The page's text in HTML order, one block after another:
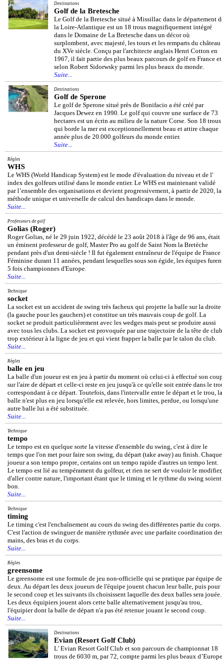
Destinations
Golf de la Bretesche
Le Golf de la Bretesche situé à Missillac dans le département
la Loire-Atlantique est un 18 trous magnifiquement intégré
dans le Domaine de La Bretesche dans un décor où
surplombent, avec majesté, les tours et les remparts du château
du XVe siècle. Conçu par l'architecte anglais Henri Cotton en
1967, il fait partie des plus beaux parcours de golf en France et
selon Robert Sidorwsky parmi les plus beaux du monde.
Suite...
Destinations
Golf de Sperone
Le golf de Sperone situé près de Bonifacio a été créé par
Jacques Dewez en 1990. Le golf qui couvre une surface de 73
hectares est un écrin au milieu de la nature Corse. Son 18 trous
qui borde la mer est exceptionnellement beau et attire chaque
année plus de 20.000 golfeurs du monde entier.
Suite...
Règles
WHS
Le WHS (World Handicap System) est le mode d'évaluation du niveau et de l'
index des golfeurs utilisé dans le monde entier. Le WHS est maintenant validé
par l’ensemble des organisations et devient progressivement, à partir de 2020, la
méthode unique et universelle de calcul des handicaps dans le monde.
Suite...
Professeurs de golf
Golias (Roger)
Roger Golias, né le 29 juin 1922, décédé le 23 août 2018 à l'âge de 96 ans, était
un éminent professeur de golf, Master Pro au golf de Saint Nom la Bretèche
pendant près d'un demi-siècle ! Il fut également entraîneur de l'équipe de France
Féminine durant 11 années, pendant lesquelles sous son égide, les équipes
5 fois championnes d'Europe.
Suite...
Technique
socket
La socket est un accident de swing très facheux qui projette la balle sur la droite
(la gauche pour les gauchers) et constitue un très mauvais coup de golf. La
socket se produit particulièrement avec les wedges mais peut se produire aussi
avec tous les clubs. La socket est provoquée par une trajectoire de la tête de club
trop extérieur à la ligne de jeu et qui vient frapper la balle par le talon du club.
Suite...
Règles
balle en jeu
La balle d'un joueur est en jeu à partir du moment où celui-ci à effectué son
sur l'aire de départ et celle-ci reste en jeu jusqu'à ce qu'elle soit entrée dans le
correspondant à ce départ. Toutefois, dans l'intervalle entre le départ et le trou, la
balle n'est plus en jeu lorsqu'elle est relevée, hors limites, perdue, ou lorsqu'une
autre balle lui a été substituée.
Suite...
Technique
tempo
Le tempo est en quelque sorte la vitesse d'ensemble du swing, c'est à dire le
temps que l'on met pour faire son swing, du départ (take away) au finish. Chaque
joueur a son tempo propre, certains ont un tempo rapide d'autres un tempo lent.
Le tempo est lié au tempérament du golfeur, et rien ne sert de vouloir le modifier,
d'aller contre nature, l'important étant que le timing et le rythme du swing soient
bon.
Suite...
Technique
timing
Le timing c'est l'enchaînement au cours du swing des différentes partie du corps.
C'est l'action de swinguer de manière rythmée avec une parfaite coordination
mains, des bras et du corps.
Suite...
Règles
greensome
Le greensome est une formule de jeu non-officielle qui se pratique par équipe de
deux. Au départ les deux joueurs de l'équipe jouent chacun leur balle, puis pour
le second coup et les suivants ils choisissent laquelle des deux balles sera jouée.
Les deux équipiers jouent alors cette balle alternativement jusqu'au trou,
l'équipier dont la balle de départ n'a pas été retenue jouant le second coup.
Suite...
Destinations
Evian (Resort Golf Club)
L' Evian Resort Golf Club et son parcours de championnat 18
trous de 6030 m, par 72, compte parmi les plus beaux